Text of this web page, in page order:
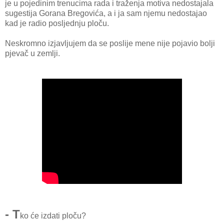
je u pojedinim trenucima rada i traženja motiva nedostajala
sugestija Gorana Bregovića, a i ja sam njemu nedostajao
kad je radio posljednju ploču.
Neskromno izjavljujem da se poslije mene nije pojavio bolji
pjevač u zemlji.
- Tko će izdati ploču?